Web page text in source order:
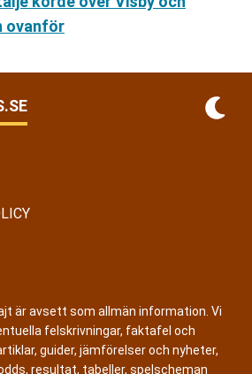
ovanför
är avsett som allmän information. Vi
felskrivningar, faktafel och
guider, jämförelser och nyheter,
resultat, tabeller, spelscheman